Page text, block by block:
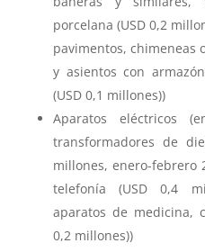
porcelana (USD 0,2
pavimentos, chimeneas
y asientos con
(USD 0,1 millones))
Aparatos eléctricos
transformadores de
millones, enero-febrero
telefonía (USD 0,4
aparatos de medicina,
0,2 millones))